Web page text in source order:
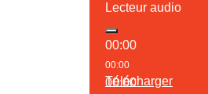
Lecteur audio
00:00
00:00
00:00
Télécharger